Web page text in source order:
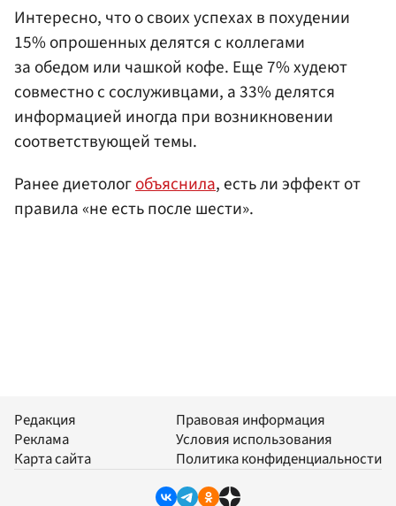
Интересно, что о своих успехах в похудении
15% опрошенных делятся с коллегами
за обедом или чашкой кофе. Еще 7% худеют
совместно с сослуживцами, а 33% делятся
информацией иногда при возникновении
соответствующей темы.
Ранее диетологобъяснила, есть ли эффект от
правила «не есть после шести».
Редакция
Реклама
Карта сайта
Правовая информация
Условия использования
Политика конфиденциальности